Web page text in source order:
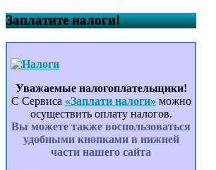
Заплатите налоги!
Уважаемые налогоплательщики!
С Сервиса «Заплати налоги» можно
осуществить оплату налогов.
Вы можете также воспользоваться
удобными кнопками в нижней
части нашего сайта